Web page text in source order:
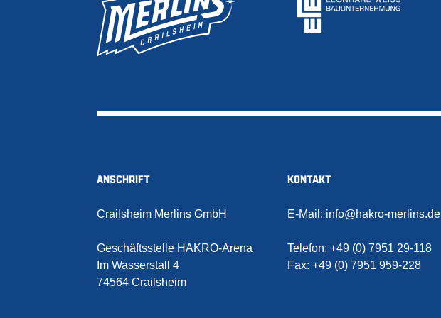
ANSCHRIFT
Crailsheim Merlins GmbH
Geschäftsstelle HAKRO-Arena
Im Wasserstall 4
74564 Crailsheim
KONTAKT
E-Mail: info@hakro-merlins.de
Telefon: +49 (0) 7951 29-118
Fax: +49 (0) 7951 959-228